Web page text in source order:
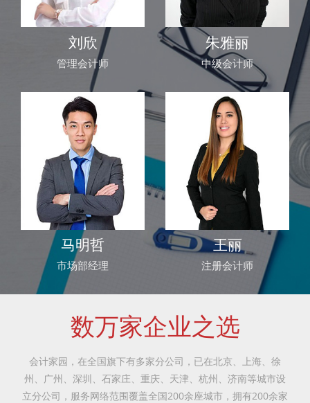
刘欣
管理会计师
朱雅丽
中级会计师
马明哲
市场部经理
王丽
注册会计师
数万家企业之选
会计家园，在全国旗下有多家分公司，已在北京、上海、徐
州、广州、深圳、石家庄、重庆、天津、杭州、济南等城市设
立分公司，服务网络范围覆盖全国200余座城市，拥有200余家